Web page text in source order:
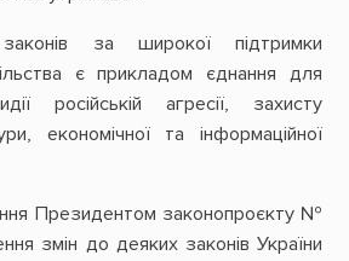
за широкої підтримки
є прикладом єднання для
російській агресії, захисту
економічної та інформаційної
Президентом законопроєкту №
змін до деяких законів України